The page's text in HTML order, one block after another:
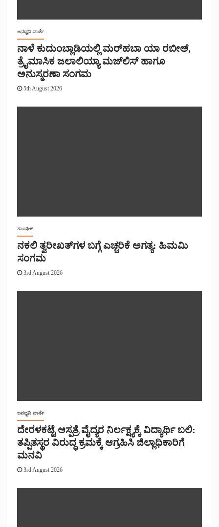
ಜನಧ್ವನಿ ವಾರ್ತೆ
ನಾಳೆ ಕುದುಂಬ್ಲಾಡಿಯಲ್ಲಿ ಮರ್‌‌ಹಬಾ ಯಾ ರಬೀಅ್,
ತ್ರೈಮಾಸಿಕ ಜಲಾಲಿಯ್ಯಾ ಮಜ್‌‌ಲಿಸ್‌‌ ಹಾಗೂ
ಅನುಸ್ಮರಣಾ ಸಂಗಮ
5th August 2026
ಸಾಂಘಿಕ
ನಕಲಿ ತ್ವರೀಖತ್‌ಗಳ ಬಗ್ಗೆ ಎಚ್ಚರಿಕೆ ಅಗತ್ಯ: ಹಿಮಮಿ
ಸಂಗಮ
3rd August 2026
ಜನಧ್ವನಿ ವಾರ್ತೆ
ದೇರಳಕಟ್ಟೆ ಆಸ್ಪತ್ರೆ ವೈದ್ಯರ ನಿರ್ಲಕ್ಷ್ಯಕ್ಕೆ ವಿದ್ಯಾರ್ಥಿ ಬಲಿ:
ತಪ್ಪಿತಸ್ಥರ ವಿರುದ್ಧ ಕ್ರಮಕ್ಕೆ ಆಗ್ರಹಿಸಿ ಜಿಲ್ಲಾಧಿಕಾರಿಗೆ
ಮನವಿ
3rd August 2026